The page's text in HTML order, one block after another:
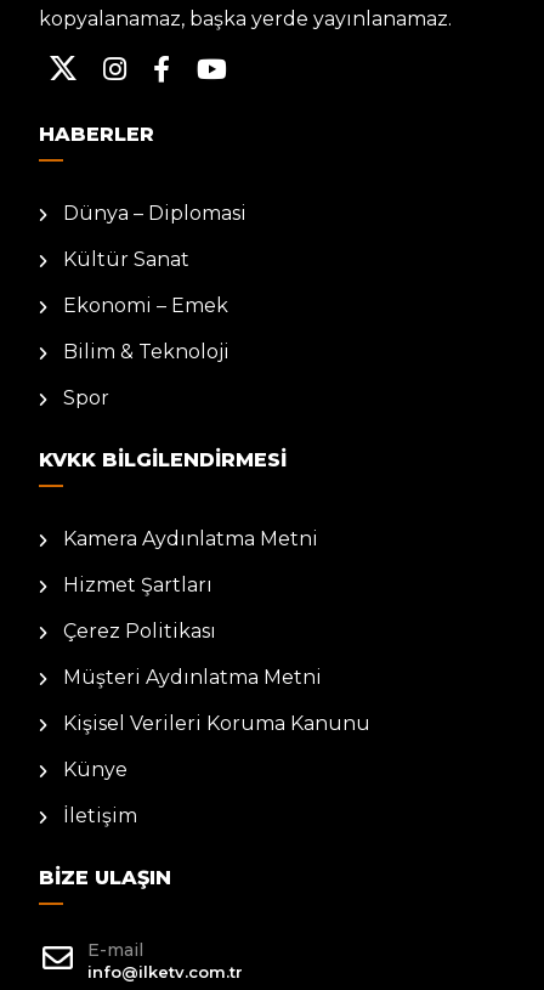
kopyalanamaz, başka yerde yayınlanamaz.
HABERLER
Dünya – Diplomasi
Kültür Sanat
Ekonomi – Emek
Bilim & Teknoloji
Spor
KVKK BILGILENDIRMESI
Kamera Aydınlatma Metni
Hizmet Şartları
Çerez Politikası
Müşteri Aydınlatma Metni
Kişisel Verileri Koruma Kanunu
Künye
İletişim
BIZE ULAŞIN
E-mail
info@ilketv.com.tr